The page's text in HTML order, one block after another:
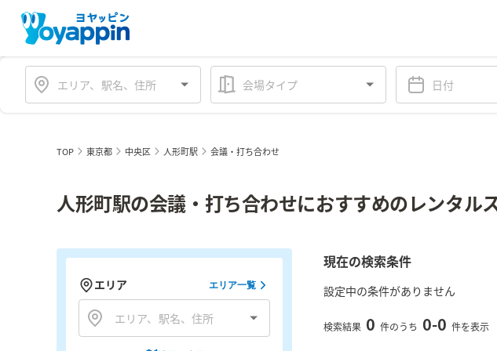
会場タイプ
TOP 東京都 中央区 人形町駅 会議・打ち合わせ
人形町駅の会議・打ち合わせにおすすめのレンタル
現在の検索条件
設定中の条件がありません
検索結果 0 件のうち 0-0 件を表示
エリア エリア一覧